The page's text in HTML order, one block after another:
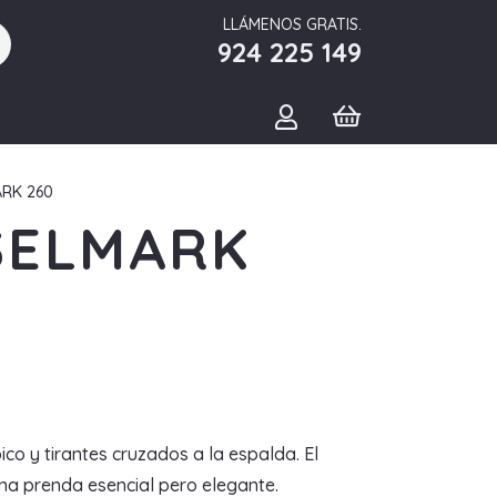
LLÁMENOS GRATIS.
924 225 149
260
y tirantes cruzados a la espalda. El
prenda esencial pero elegante.